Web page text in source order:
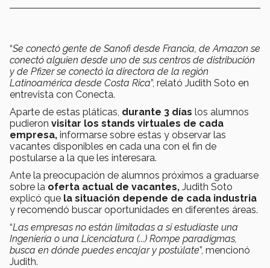
“Se conectó gente de Sanofi desde Francia, de Amazon se
conectó alguien desde uno de sus centros de distribución
y de Pfizer se conectó la directora de la región
Latinoamérica desde Costa Rica”, relató Judith Soto en
entrevista con Conecta.
Aparte de estas pláticas, durante 3 días los alumnos
pudieron visitar los stands virtuales de cada
empresa, informarse sobre estas y observar las
vacantes disponibles en cada una con el fin de
postularse a la que les interesara.
Ante la preocupación de alumnos próximos a graduarse
sobre la oferta actual de vacantes, Judith Soto
explicó que la situación depende de cada industria
y recomendó buscar oportunidades en diferentes áreas.
“Las empresas no están limitadas a si estudiaste una
Ingeniería o una Licenciatura (...) Rompe paradigmas,
busca en dónde puedes encajar y postúlate”, mencionó
Judith.